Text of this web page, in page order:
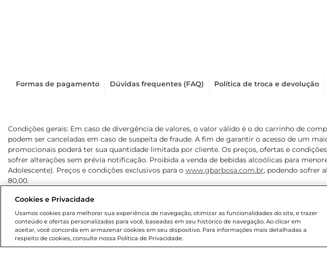
Formas de pagamento Dúvidas frequentes (FAQ) Política de troca e devolução
Condições gerais: Em caso de divergência de valores, o valor válido é o do carrinho de
podem ser canceladas em caso de suspeita de fraude. A fim de garantir o acesso de um
promocionais poderá ter sua quantidade limitada por cliente. Os preços, ofertas e
sofrer alterações sem prévia notificação. Proibida a venda de bebidas alcoólicas para
Adolescente). Preços e condições exclusivos para o www.gbarbosa.com.br, podendo sofrer
80,00.
Cookies e Privacidade
Usamos cookies para melhorar sua experiência de navegação, otimizar as funcionalidades do site, e trazer
conteúdo e ofertas personalizadas para você, baseadas em seu histórico de navegação. Ao clicar em
aceitar, você concorda em armazenar cookies em seu dispositivo. Para informações mais detalhadas a
respeito de cookies, consulte nossa Política de Privacidade.